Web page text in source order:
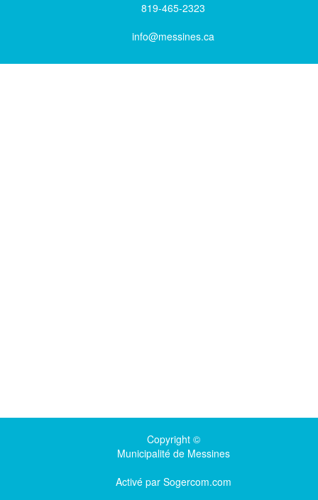
819-465-2323
info@messines.ca
Copyright ©
Municipalité de Messines
Activé par Sogercom.com